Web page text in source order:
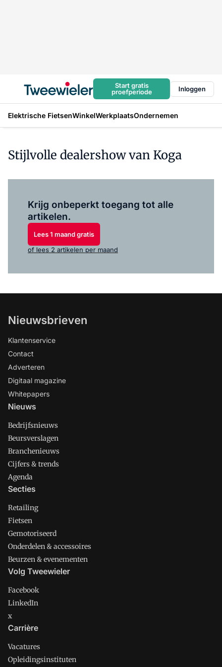
Start gratis
proefperiode
Inloggen
Elektrische FietsenWinkelWerkplaatsOndernemen
Stijlvolle dealershow van Koga
Krijg onbeperkt toegang tot alle
artikelen.
Lees 1 maand gratis
of lees 2 artikelen per maand
Nieuwsbrieven
Klantenservice
Contact
Adverteren
Digitaal magazine
Whitepapers
Nieuws
Bedrijfsnieuws
Beursverslagen
Branchenieuws
Cijfers & trends
Agenda
Secties
Retailing
Fietsen
Gemotoriseerd
Onderdelen & accessoires
Beurzen & evenementen
Volg Tweewieler
Facebook
LinkedIn
x
Carrière
Vacatures
Opleidingsinstituten